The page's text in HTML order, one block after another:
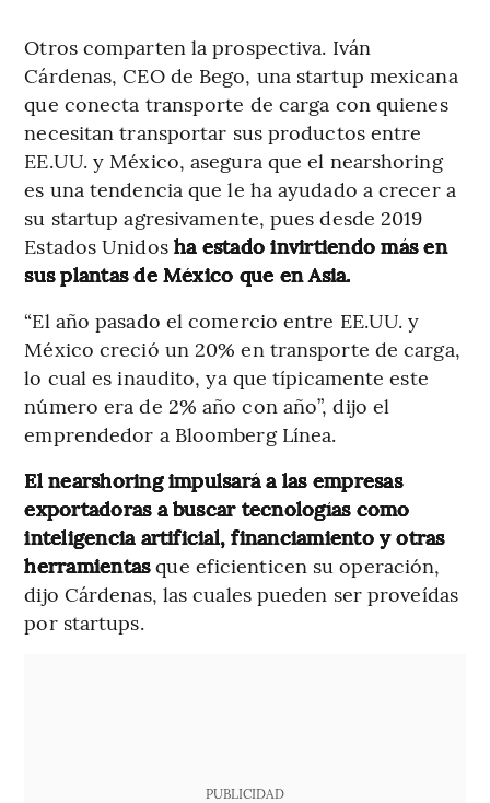
Otros comparten la prospectiva. Iván
Cárdenas, CEO de Bego, una startup mexicana
que conecta transporte de carga con quienes
necesitan transportar sus productos entre
EE.UU. y México, asegura que el nearshoring
es una tendencia que le ha ayudado a crecer a
su startup agresivamente, pues desde 2019
Estados Unidosha estado invirtiendo más en
sus plantas de México que en Asia.
“El año pasado el comercio entre EE.UU. y
México creció un 20% en transporte de carga,
lo cual es inaudito, ya que típicamente este
número era de 2% año con año”, dijo el
emprendedor a Bloomberg Línea.
El nearshoring impulsará a las empresas
exportadoras a buscar tecnologías como
inteligencia artificial, financiamiento y otras
herramientasque eficienticen su operación,
dijo Cárdenas, las cuales pueden ser proveídas
por startups.
PUBLICIDAD